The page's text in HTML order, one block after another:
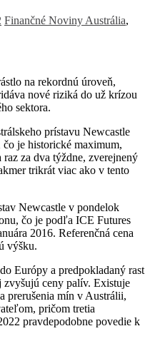
Finančné Noviny Austrália,
na rekordnú úroveň,
nové riziká do už krízou
sektora.
prístavu Newcastle
je historické maximum,
za dva týždne, zverejnený
trikrát viac ako v tento
Newcastle v pondelok
čo je podľa ICE Futures
2016. Referenčná cena
výšku.
Európy a predpokladaný rast
ceny palív. Existuje
prerušenia mín v Austrálii,
pričom tretia
pravdepodobne povedie k